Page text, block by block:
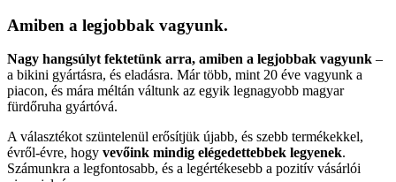
Amiben a legjobbak vagyunk.
Nagy hangsúlyt fektetünk arra, amiben a legjobbak vagyunk –
a bikini gyártásra, és eladásra. Már több, mint 20 éve vagyunk a
piacon, és mára méltán váltunk az egyik legnagyobb magyar
fürdőruha gyártóvá.
A választékot szüntelenül erősítjük újabb, és szebb termékekkel,
évről-évre, hogy vevőink mindig elégedettebbek legyenek.
Számunkra a legfontosabb, és a legértékesebb a pozitív vásárlói